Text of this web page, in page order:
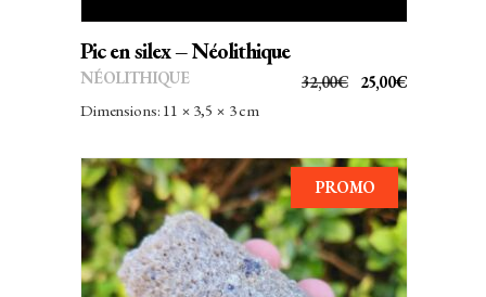
Pic en silex – Néolithique
32,00€
LE
ÉTAIT :
32,00€.
25,00€LE
EST :
25,00€.
NÉOLITHIQUE
Dimensions: 11 × 3,5 × 3 cm
PROMO